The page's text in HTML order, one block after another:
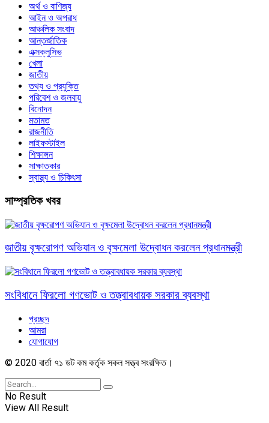
অর্থ ও বাণিজ্য
আইন ও অপরাধ
আঞ্চলিক সংবাদ
আন্তর্জাতিক
এক্সক্লুসিভ
খেলা
জাতীয়
তথ্য ও প্রযুক্তি
পরিবেশ ও জলবায়ু
বিনোদন
মতামত
রাজনীতি
লাইফস্টাইল
শিক্ষাঙ্গন
সাক্ষাতকার
স্বাস্থ্য ও চিকিৎসা
সাম্প্রতিক খবর
জাতীয় বৃক্ষরোপণ অভিযান ও বৃক্ষমেলা উদ্বোধন করলেন প্রধানমন্ত্রী
সংবিধানে ফিরলো গণভোট ও তত্ত্বাবধায়ক সরকার ব্যবস্থা
প্রচ্ছদ
আমরা
যোগাযোগ
© 2020 বার্তা ৭১ ডট কম কর্তৃক সকল সত্ত্ব সংরক্ষিত।
No Result
View All Result